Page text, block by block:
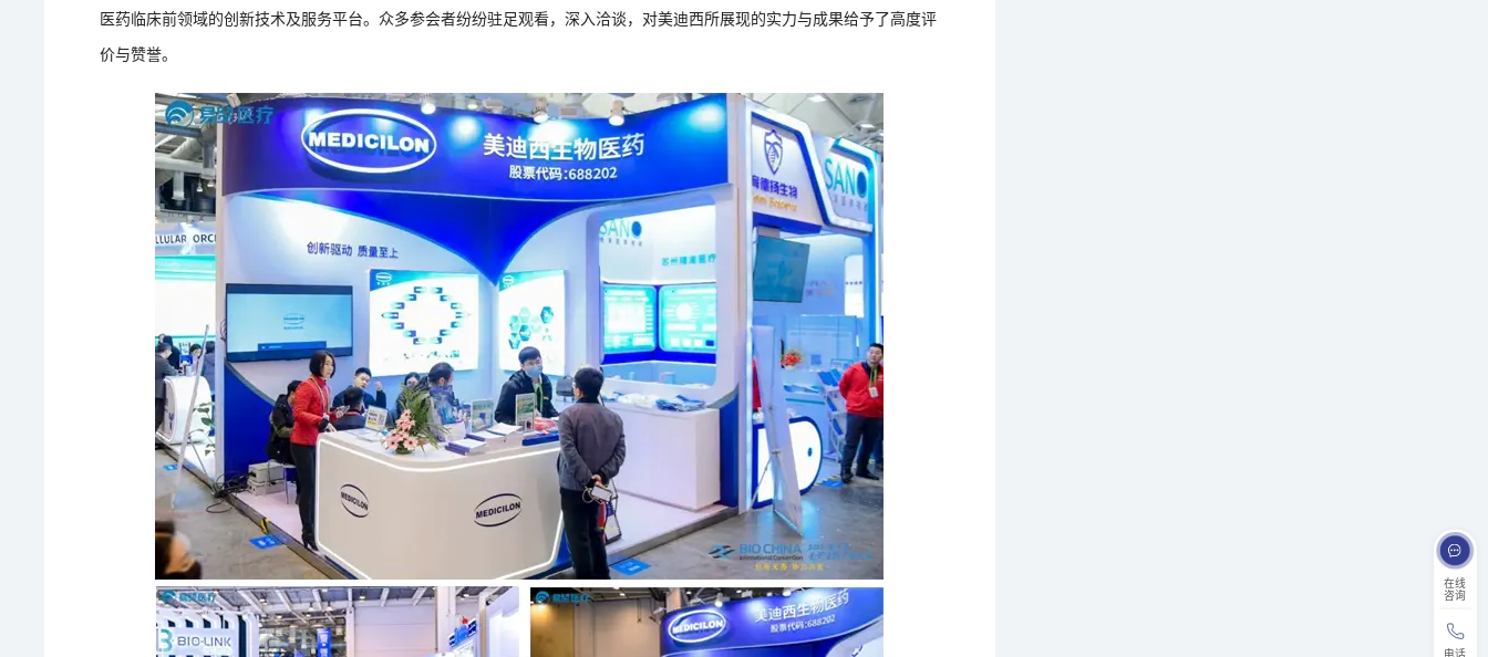
在线
咨询
电话
医药临床前领域的创新技术及服务平台。众多参会者纷纷驻足观看，深入洽谈，对美迪西所展现的实力与成果给予了高度评
价与赞誉。